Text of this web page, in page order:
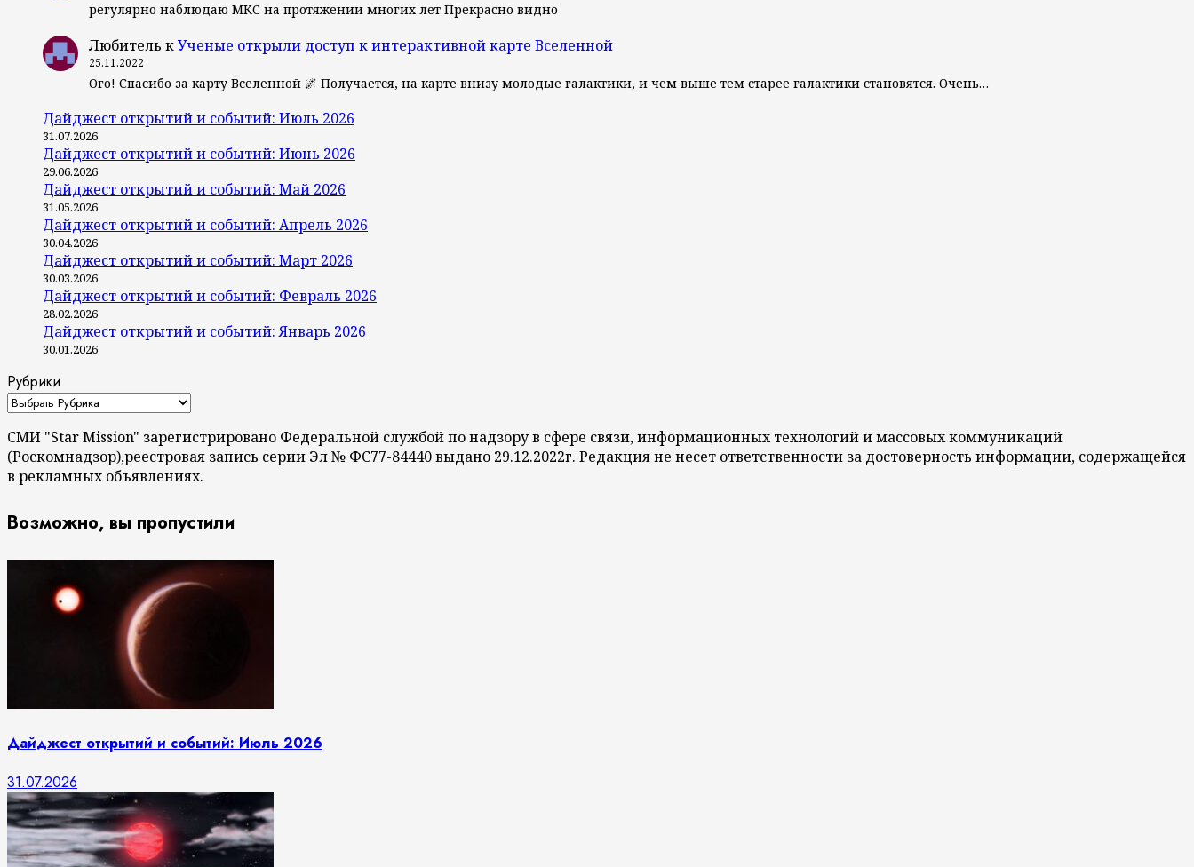
регулярно наблюдаю МКС на протяжении многих лет Прекрасно видно
Любитель кУченые открыли доступ к интерактивной карте Вселенной
25.11.2022
Ого! Спасибо за карту Вселенной 🌌 Получается, на карте внизу молодые галактики, и чем выше тем старее галактики становятся. Очень…
Дайджест открытий и событий: Июль 2026
31.07.2026
Дайджест открытий и событий: Июнь 2026
29.06.2026
Дайджест открытий и событий: Май 2026
31.05.2026
Дайджест открытий и событий: Апрель 2026
30.04.2026
Дайджест открытий и событий: Март 2026
30.03.2026
Дайджест открытий и событий: Февраль 2026
28.02.2026
Дайджест открытий и событий: Январь 2026
30.01.2026
Рубрики
СМИ "Star Mission" зарегистрировано Федеральной службой по надзору в сфере связи, информационных технологий и массовых коммуникаций
(Роскомнадзор),реестровая запись серии Эл № ФС77-84440 выдано 29.12.2022г. Редакция не несет ответственности за достоверность информации, содержащейся
в рекламных объявлениях.
Возможно, вы пропустили
Дайджест открытий и событий: Июль 2026
31.07.2026